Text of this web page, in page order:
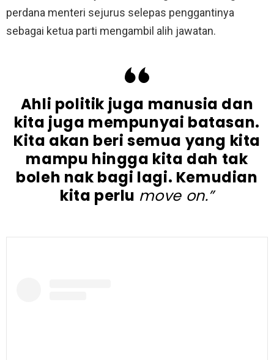
perdana menteri sejurus selepas penggantinya
sebagai ketua parti mengambil alih jawatan.
Ahli politik juga manusia dan
kita juga mempunyai batasan.
Kita akan beri semua yang kita
mampu hingga kita dah tak
boleh nak bagi lagi. Kemudian
kita perlu move on.”